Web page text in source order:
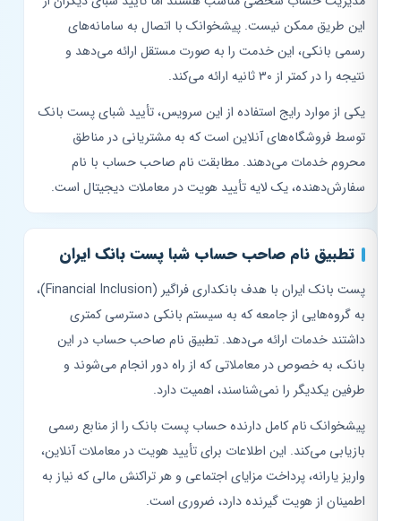
این طریق ممکن نیست. پیشخوانک با اتصال به سامانه‌های
رسمی بانکی، این خدمت را به صورت مستقل ارائه می‌دهد و
نتیجه را در کمتر از ۳۰ ثانیه ارائه می‌کند.
یکی از موارد رایج استفاده از این سرویس، تأیید شبای پست بانک
توسط فروشگاه‌های آنلاین است که به مشتریانی در مناطق
محروم خدمات می‌دهند. مطابقت نام صاحب حساب با نام
سفارش‌دهنده، یک لایه تأیید هویت در معاملات دیجیتال است.
تطبیق نام صاحب حساب شبا پست بانک ایران
پست بانک ایران با هدف بانکداری فراگیر (Financial Inclusion)،
به گروه‌هایی از جامعه که به سیستم بانکی دسترسی کمتری
داشتند خدمات ارائه می‌دهد. تطبیق نام صاحب حساب در این
بانک، به خصوص در معاملاتی که از راه دور انجام می‌شوند و
طرفین یکدیگر را نمی‌شناسند، اهمیت دارد.
پیشخوانک نام کامل دارنده حساب پست بانک را از منابع رسمی
بازیابی می‌کند. این اطلاعات برای تأیید هویت در معاملات آنلاین،
واریز یارانه، پرداخت مزایای اجتماعی و هر تراکنش مالی که نیاز به
اطمینان از هویت گیرنده دارد، ضروری است.